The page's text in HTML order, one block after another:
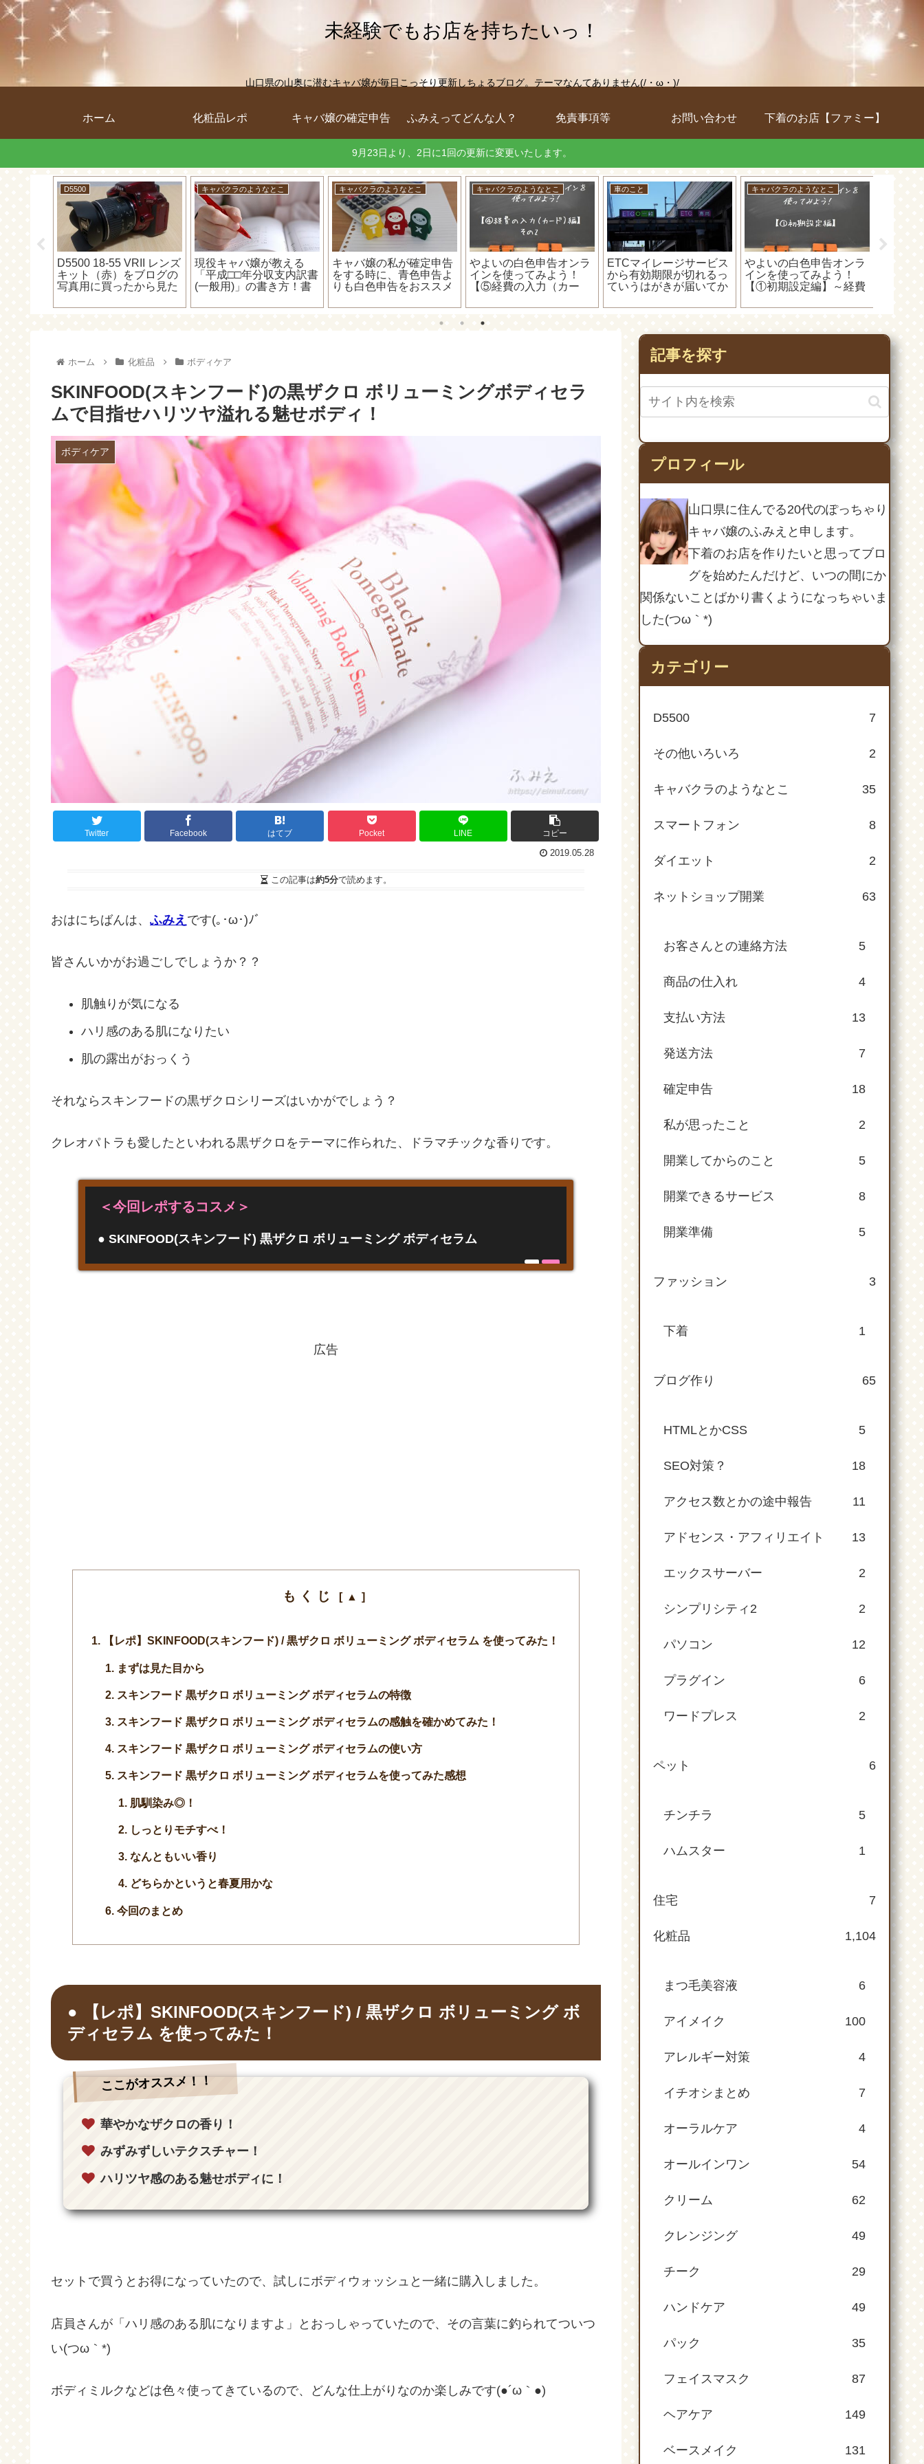
未経験でもお店を持ちたいっ！
山口県の山奥に潜むキャバ嬢が毎日こっそり更新しちょるブログ。テーマなんてありません(/・ω・)/
ホーム 化粧品レポ キャバ嬢の確定申告 ふみえってどんな人？ 免責事項等 お問い合わせ 下着のお店【ファミー】
9月23日より、2日に1回の更新に変更いたします。
D5500
D5500 18-55 VRII レンズ
キット（赤）をブログの
写真用に買ったから見た
キャバクラのようなとこ
現役キャバ嬢が教える
「平成□□年分収支内訳書
(一般用)」の書き方！書
～！
キャバクラのようなとこ
キャバ嬢の私が確定申告
をする時に、青色申告よ
りも白色申告をおススメ
キャバクラのようなとこ
やよいの白色申告オンラ
インを使ってみよう！
【⑤経費の入力（カー
った時の入力方法～
車のこと
ETCマイレージサービス
から有効期限が切れるっ
ていうはがきが届いてか
ω・)ノ
キャバクラのようなとこ
やよいの白色申告オンラ
インを使ってみよう！
【①初期設定編】～経費
ホーム 化粧品 ボディケア
SKINFOOD(スキンフード)の黒ザクロ ボリューミングボディセラ
ムで目指せハリツヤ溢れる魅せボディ！
ボディケア
Twitter Facebook はてブ Pocket LINE コピー
2019.05.28
この記事は約5分で読めます。
おはにちばんは、 ふみえ です(｡･ω･)ﾉﾞ
皆さんいかがお過ごしでしょうか？？
肌触りが気になる
ハリ感のある肌になりたい
肌の露出がおっくう
それならスキンフードの黒ザクロシリーズはいかがでしょう？
クレオパトラも愛したといわれる黒ザクロをテーマに作られた、ドラマチックな香りです。
＜今回レポするコスメ＞
● SKINFOOD(スキンフード) 黒ザクロ ボリューミング ボディセラム
広告
もくじ
【レポ】SKINFOOD(スキンフード) / 黒ザクロ ボリューミング ボディセラム を使ってみた！
まずは見た目から
スキンフード 黒ザクロ ボリューミング ボディセラムの特徴
スキンフード 黒ザクロ ボリューミング ボディセラムの感触を確かめてみた！
スキンフード 黒ザクロ ボリューミング ボディセラムの使い方
スキンフード 黒ザクロ ボリューミング ボディセラムを使ってみた感想
肌馴染み◎！
しっとりモチすべ！
なんともいい香り
どちらかというと春夏用かな
今回のまとめ
【レポ】SKINFOOD(スキンフード) / 黒ザクロ ボリューミング ボ
ディセラム を使ってみた！
ここがオススメ！！
華やかなザクロの香り！
みずみずしいテクスチャー！
ハリツヤ感のある魅せボディに！
セットで買うとお得になっていたので、試しにボディウォッシュと一緒に購入しました。
店員さんが「ハリ感のある肌になりますよ」とおっしゃっていたので、その言葉に釣られてついつ
い(つω｀*)
ボディミルクなどは色々使ってきているので、どんな仕上がりなのか楽しみです(●´ω｀●)
記事を探す
プロフィール
山口県に住んでる20代のぽっちゃり
キャバ嬢のふみえと申します。
下着のお店を作りたいと思ってブロ
グを始めたんだけど、いつの間にか
関係ないことばかり書くようになっちゃいま
した(つω｀*)
カテゴリー
D5500 7
その他いろいろ 2
キャバクラのようなとこ 35
スマートフォン 8
ダイエット 2
ネットショップ開業 63
お客さんとの連絡方法 5
商品の仕入れ 4
支払い方法 13
発送方法 7
確定申告 18
私が思ったこと 2
開業してからのこと 5
開業できるサービス 8
開業準備 5
ファッション 3
下着 1
ブログ作り 65
HTMLとかCSS 5
SEO対策？ 18
アクセス数とかの途中報告 11
アドセンス・アフィリエイト 13
エックスサーバー 2
シンプリシティ2 2
パソコン 12
プラグイン 6
ワードプレス 2
ペット 6
チンチラ 5
ハムスター 1
住宅 7
化粧品 1,104
まつ毛美容液 6
アイメイク 100
アレルギー対策 4
イチオシまとめ 7
オーラルケア 4
オールインワン 54
クリーム 62
クレンジング 49
チーク 29
ハンドケア 49
パック 35
フェイスマスク 87
ヘアケア 149
ベースメイク 131